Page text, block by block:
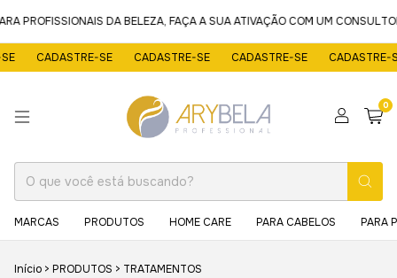
PROFISSIONAIS DA BELEZA, FAÇA A SUA ATIVAÇÃO COM UM CONSULTOR
CADASTRE-SE CADASTRE-SE CADASTRE-SE CADASTRE-SE
0
MARCAS PRODUTOS HOME CARE PARA CABELOS PARA
Início > PRODUTOS > TRATAMENTOS